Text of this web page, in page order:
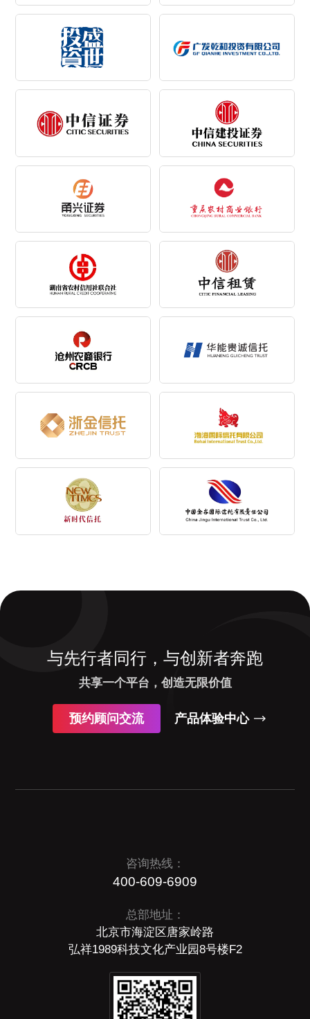
与先行者同行，与创新者奔跑
共享一个平台，创造无限价值
预约顾问交流 产品体验中心
咨询热线：
400-609-6909
总部地址：
北京市海淀区唐家岭路
弘祥1989科技文化产业园8号楼F2